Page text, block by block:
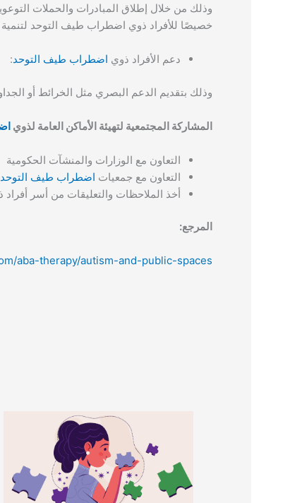
وذلك من خلال إطلاق المبادرات والحملات
خصيصًا للأفراد ذوي اضطراب طيف التوحد لتنمية
دعم الأفراد ذوي اضطراب طيف التوحد:
وذلك بتقديم الدعم البصري مثل الخرائط أو
المشاركة المجتمعية لتهيئة الأماكن العامة لذوي
التعاون مع الوزارات والمنشآت الحكومية
التعاون مع جمعيات اضطراب طيف التوحد
أخذ الملاحظات والتعليقات من أسر أفراد
المرجع:
aba-therapy/autism-and-public-spaces